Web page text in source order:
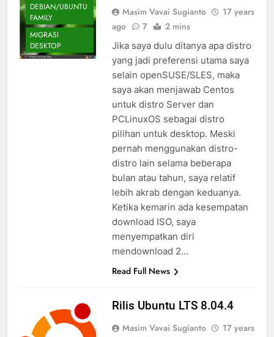
DEBIAN/UBUNTU
FAMILY
MIGRASI
DESKTOP
Masim Vavai Sugianto
17 years
ago
7 2 mins
Jika saya dulu ditanya apa distro
yang jadi preferensi utama saya
selain openSUSE/SLES, maka
saya akan menjawab Centos
untuk distro Server dan
PCLinuxOS sebagai distro
pilihan untuk desktop. Meski
pernah menggunakan distro-
distro lain selama beberapa
bulan atau tahun, saya relatif
lebih akrab dengan keduanya.
Ketika kemarin ada kesempatan
download ISO, saya
menyempatkan diri
mendownload 2…
Read Full News
Rilis Ubuntu LTS 8.04.4
Masim Vavai Sugianto
17 years